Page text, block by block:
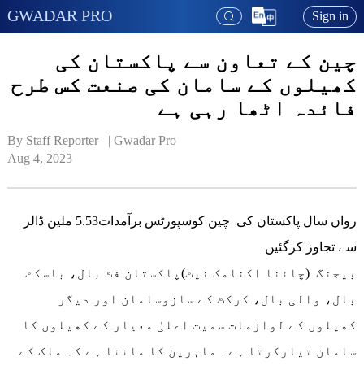
GWADAR PRO Sign in
چین کے تعاون سے پاکستان کی
کھیلوں کے سامان کی صنعت کس طرح
فائدہ اٹھا رہی ہے
By Staff Reporter   | Gwadar Pro
Aug 4, 2023
رواں سال پاکستان کی چین کوسپورٹس برآمدات5.53 ملین ڈالر
سے تجاوز کرگئیں
بیجنگ (چائنا اکنامک نیٹ)پاکستان فٹ بال، باسکٹ
بال، والی بال، کرکٹ کے سازوسامان اور دیگر
کھیلوں کے لوازمات سمیت اعلیٰ معیار کے کھیلوں کا
سامان تیارکرتا ہے۔ ماہرین کا ماننا ہے کہ ملک کے